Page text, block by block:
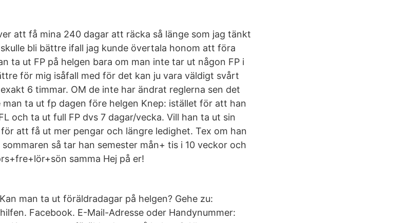
att få mina 240 dagar att räcka så länge som jag tänkt
bli bättre ifall jag kunde övertala honom att föra
ta ut FP på helgen bara om man inte tar ut någon FP i
för mig isåfall med för det kan ju vara väldigt svårt
6 timmar. OM de inte har ändrat reglerna sen det
ta ut fp dagen före helgen Knep: istället för att han
och ta ut full FP dvs 7 dagar/vecka. Vill han ta ut sin
att få ut mer pengar och längre ledighet. Tex om han
så tar han semester mån+ tis i 10 veckor och
samma Hej på er!
man ta ut föräldradagar på helgen? Gehe zu:
Facebook. E-Mail-Adresse oder Handynummer: